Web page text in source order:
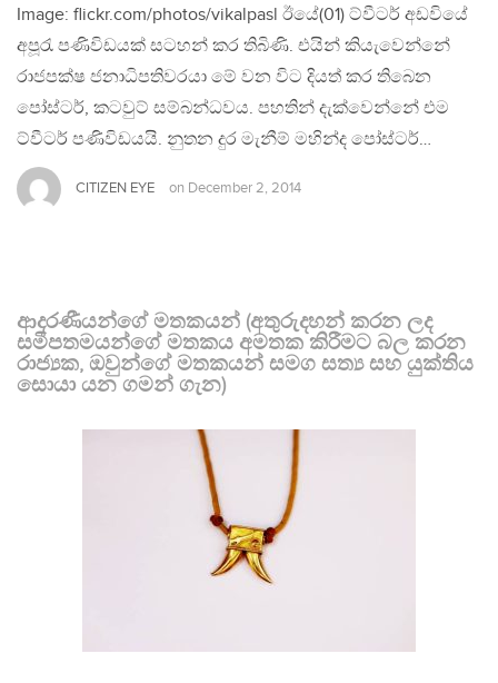
Image: flickr.com/photos/vikalpasl ඊයේ(01) ට්වීටර් අඩවියේ
අපූරැ පණිවිඩයක් සටහන් කර තිබිණි. එයින් කියැවෙන්නේ
රාජපක්ෂ ජනාධිපතිවරයා මේ වන විට දියත් කර තිබෙන
පෝස්ටර්, කටවුට් සම්බන්ධවය. පහතින් දැක්වෙන්නේ එම
ට්වීටර් පණිවිඩයයි. නුතන දුර මැනීම් මහින්ද පෝස්ටර්…
CITIZEN EYE on December 2, 2014
ආදරණීයන්ගේ මතකයන් (අතුරුදහන් කරන ලද
සමීපතමයන්ගේ මතකය අමතක කිරීමට බල කරන
රාජ්‍යක, ඔවුන්ගේ මතකයන් සමග සත්‍ය සහ යුක්තිය
සොයා යන ගමන් ගැන)